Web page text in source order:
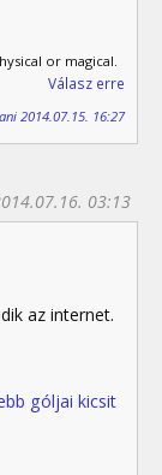
or magical.
Válasz erre
2014.07.15. 16:27
03:13
az internet.
góljai kicsit